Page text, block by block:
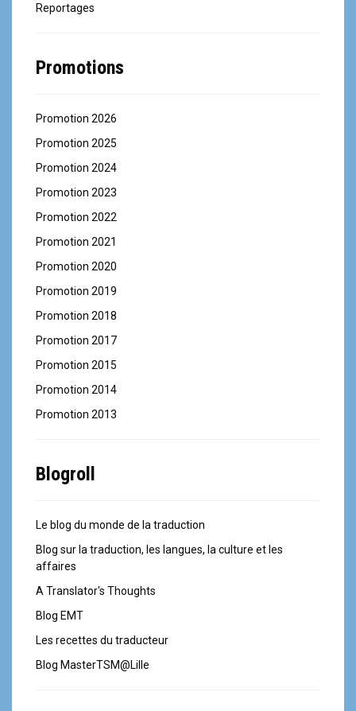
Reportages
Promotions
Promotion 2026
Promotion 2025
Promotion 2024
Promotion 2023
Promotion 2022
Promotion 2021
Promotion 2020
Promotion 2019
Promotion 2018
Promotion 2017
Promotion 2015
Promotion 2014
Promotion 2013
Blogroll
Le blog du monde de la traduction
Blog sur la traduction, les langues, la culture et les
affaires
A Translator's Thoughts
Blog EMT
Les recettes du traducteur
Blog MasterTSM@Lille